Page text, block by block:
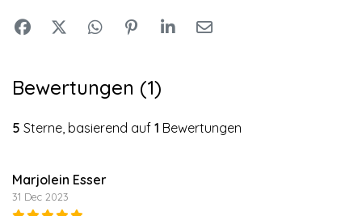
Bewertungen (1)
5 Sterne, basierend auf 1 Bewertungen
Marjolein Esser
31 Dec 2023